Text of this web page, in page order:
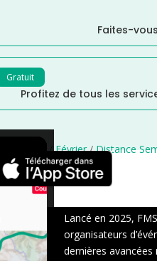
Faites-
Gratuit
Profitez de tous les
× /Février/Distance
Lancé en 2025,
organisateurs
dernières